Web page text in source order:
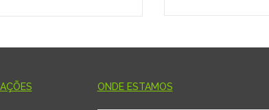
ONDE ESTAMOS